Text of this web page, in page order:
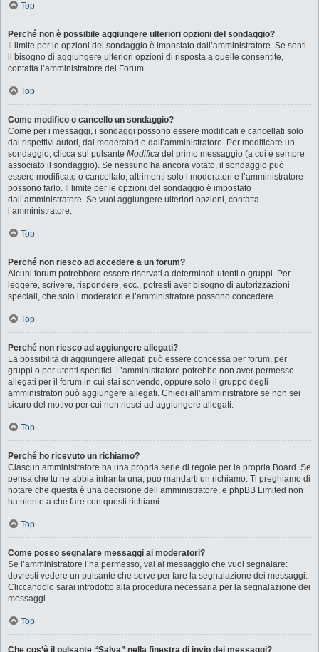
Top
Perché non è possibile aggiungere ulteriori opzioni del sondaggio?
Il limite per le opzioni del sondaggio è impostato dall’amministratore. Se senti
il bisogno di aggiungere ulteriori opzioni di risposta a quelle consentite,
contatta l’amministratore del Forum.
Top
Come modifico o cancello un sondaggio?
Come per i messaggi, i sondaggi possono essere modificati e cancellati solo
dai rispettivi autori, dai moderatori e dall’amministratore. Per modificare un
sondaggio, clicca sul pulsante Modifica del primo messaggio (a cui è sempre
associato il sondaggio). Se nessuno ha ancora votato, il sondaggio può
essere modificato o cancellato, altrimenti solo i moderatori e l’amministratore
possono farlo. Il limite per le opzioni del sondaggio è impostato
dall’amministratore. Se vuoi aggiungere ulteriori opzioni, contatta
l’amministratore.
Top
Perché non riesco ad accedere a un forum?
Alcuni forum potrebbero essere riservati a determinati utenti o gruppi. Per
leggere, scrivere, rispondere, ecc., potresti aver bisogno di autorizzazioni
speciali, che solo i moderatori e l’amministratore possono concedere.
Top
Perché non riesco ad aggiungere allegati?
La possibilità di aggiungere allegati può essere concessa per forum, per
gruppi o per utenti specifici. L’amministratore potrebbe non aver permesso
allegati per il forum in cui stai scrivendo, oppure solo il gruppo degli
amministratori può aggiungere allegati. Chiedi all’amministratore se non sei
sicuro del motivo per cui non riesci ad aggiungere allegati.
Top
Perché ho ricevuto un richiamo?
Ciascun amministratore ha una propria serie di regole per la propria Board. Se
pensa che tu ne abbia infranta una, può mandarti un richiamo. Ti preghiamo di
notare che questa è una decisione dell’amministratore, e phpBB Limited non
ha niente a che fare con questi richiami.
Top
Come posso segnalare messaggi ai moderatori?
Se l’amministratore l’ha permesso, vai al messaggio che vuoi segnalare:
dovresti vedere un pulsante che serve per fare la segnalazione dei messaggi.
Cliccandolo sarai introdotto alla procedura necessaria per la segnalazione dei
messaggi.
Top
Che cos’è il pulsante “Salva” nella finestra di invio dei messaggi?